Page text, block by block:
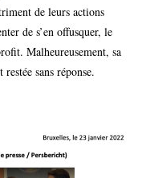
de leurs actions
de s’en offusquer, le
Malheureusement, sa
sans réponse.